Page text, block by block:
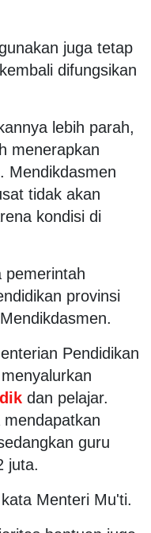
juga tetap
difungsikan
lebih parah,
menerapkan
Mendikdasmen
tidak akan
kondisi di
pemerintah
provinsi
Pendidikan
dan pelajar.
guru
juta.
Menteri Mu'ti.